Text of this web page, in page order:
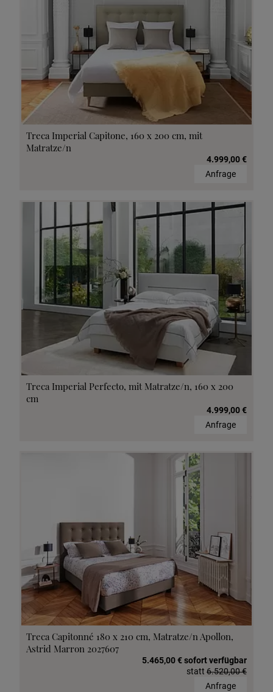
Treca Imperial Capitone, 160 x 200 cm, mit
Matratze/n
4.999,00 €
Anfrage
Treca Imperial Perfecto, mit Matratze/n, 160 x 200
cm
4.999,00 €
Anfrage
Treca Capitonné 180 x 210 cm, Matratze/n Apollon,
Astrid Marron 2027607
5.465,00 € sofort verfügbar
statt 6.520,00 €
Anfrage